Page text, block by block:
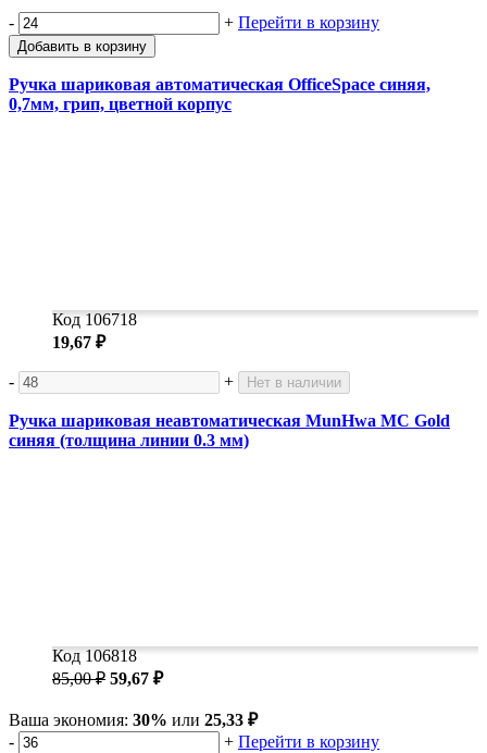
- + Перейти в корзину
Добавить в корзину
Ручка шариковая автоматическая OfficeSpace синяя,
0,7мм, грип, цветной корпус
Код 106718
19,67 ₽
- + Нет в наличии
Ручка шариковая неавтоматическая MunHwa MC Gold
синяя (толщина линии 0.3 мм)
Код 106818
85,00 ₽ 59,67 ₽
Ваша экономия: 30% или 25,33 ₽
-
+ Перейти в корзину